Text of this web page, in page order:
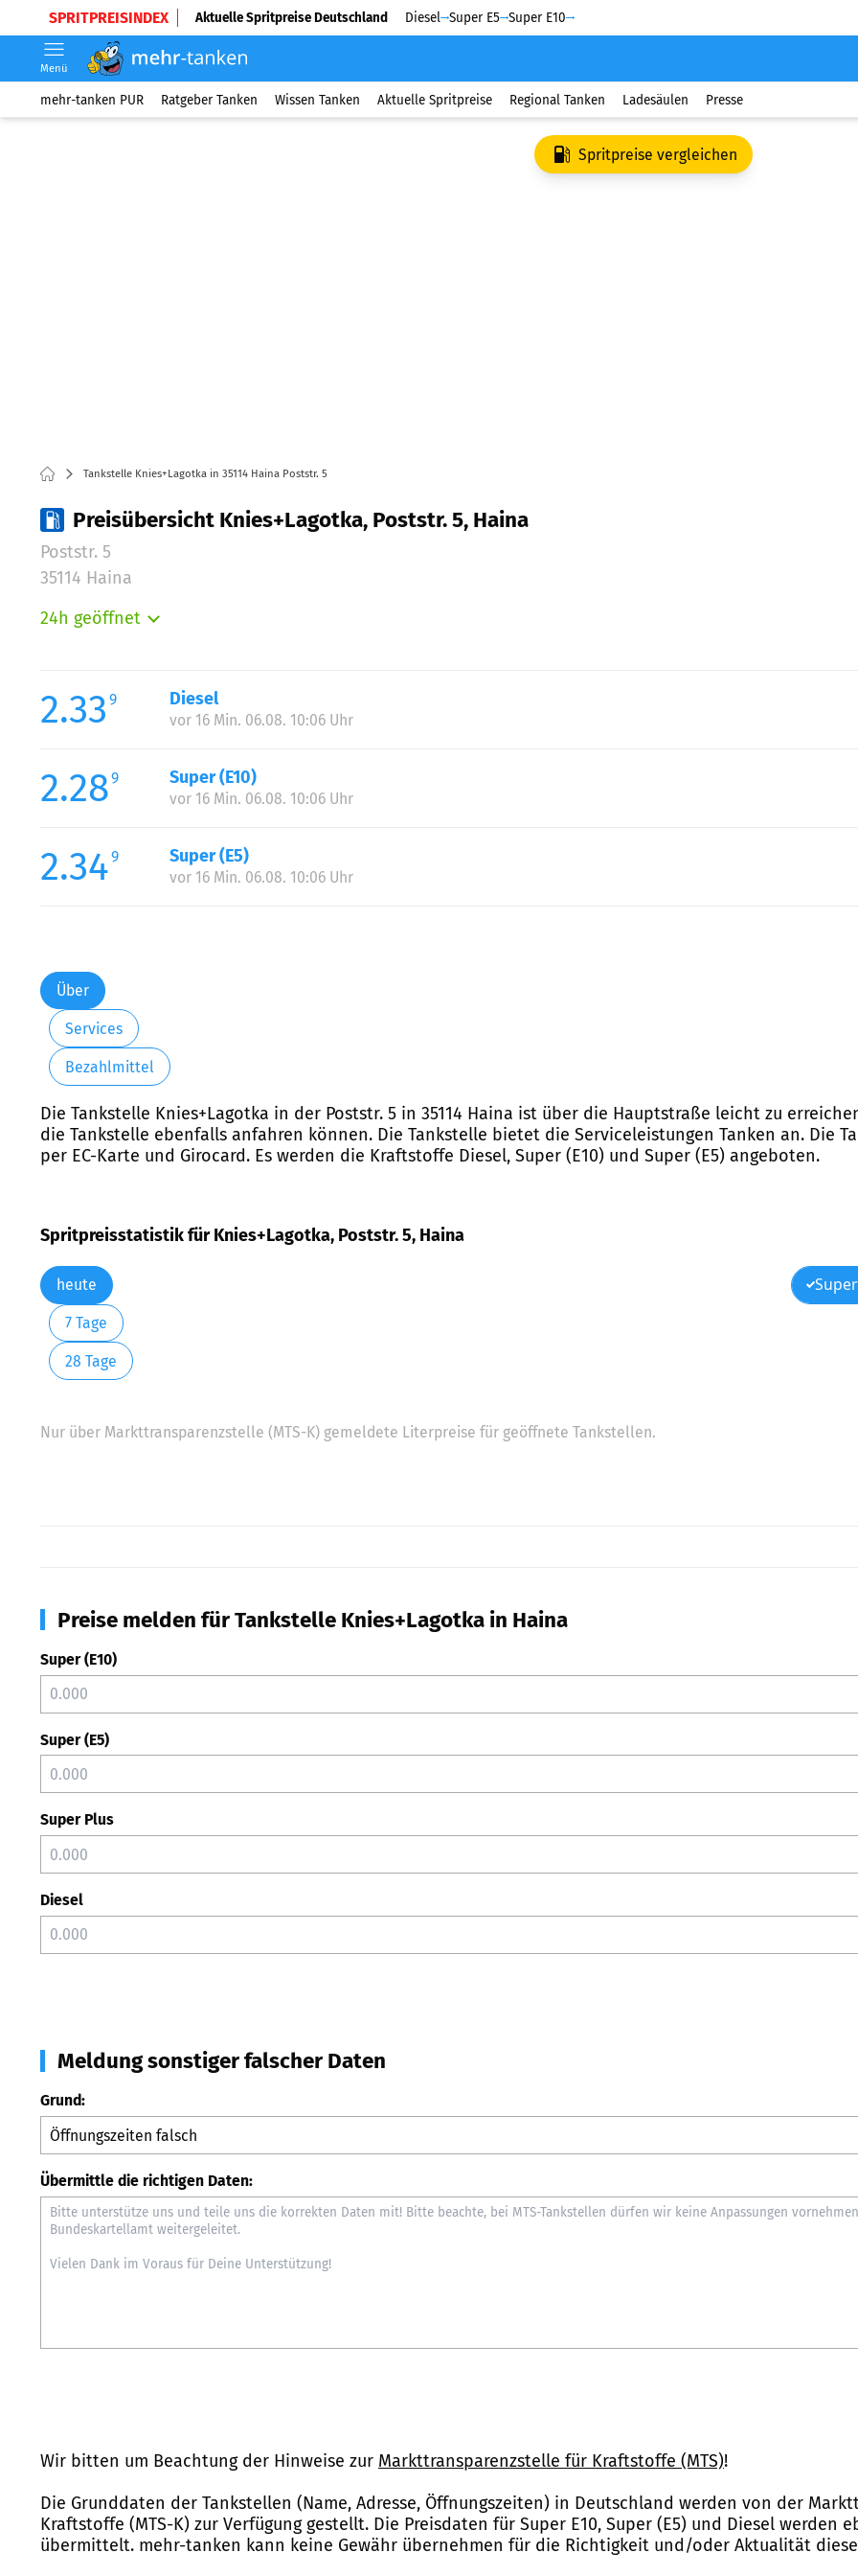
SPRITPREISINDEX Aktuelle Spritpreise Deutschland Diesel Super E5 Super E10
Menü
mehr-tanken PUR Ratgeber Tanken Wissen Tanken Aktuelle Spritpreise Regional Tanken Ladesäulen Presse
Spritpreise vergleichen
Tankstelle Knies+Lagotka in 35114 Haina Poststr. 5
Preisübersicht Knies+Lagotka, Poststr. 5, Haina
Poststr. 5
35114 Haina
24h geöffnet
Mittwoch:
Donnerstag:
Samstag:
Sonntag:
2.33 9 Diesel
vor 16 Min. 06.08. 10:06 Uhr
2.289 Super (E10)
vor 16 Min. 06.08. 10:06 Uhr
2.349 Super (E5)
vor 16 Min. 06.08. 10:06 Uhr
Über
Services
Bezahlmittel
Die Tankstelle Knies+Lagotka in der Poststr. 5 in 35114 Haina ist über die Hauptstraße leicht zu
die Tankstelle ebenfalls anfahren können. Die Tankstelle bietet die Serviceleistungen Tanken an. Die
per EC-Karte und Girocard. Es werden die Kraftstoffe Diesel, Super (E10) und Super (E5) angeboten.
Spritpreisstatistik für Knies+Lagotka, Poststr. 5, Haina
heute
7 Tage
28 Tage
Nur über Markttransparenzstelle (MTS-K) gemeldete Literpreise für geöffnete Tankstellen.
Preise melden für Tankstelle Knies+Lagotka in Haina
Super (E10)
Super (E5)
Super Plus
Diesel
Meldung sonstiger falscher Daten
Grund:
Übermittle die richtigen Daten:
Wir bitten um Beachtung der Hinweise zur Markttransparenzstelle für Kraftstoffe (MTS)!
Die Grunddaten der Tankstellen (Name, Adresse, Öffnungszeiten) in Deutschland werden von der
Kraftstoffe (MTS-K) zur Verfügung gestellt. Die Preisdaten für Super E10, Super (E5) und Diesel werden
übermittelt. mehr-tanken kann keine Gewähr übernehmen für die Richtigkeit und/oder Aktualität